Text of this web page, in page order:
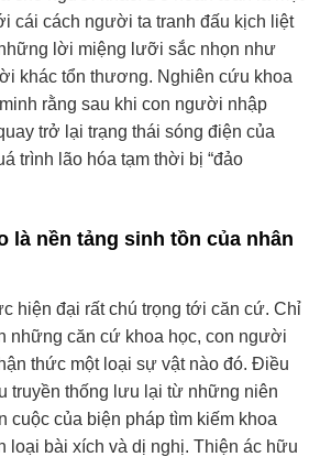
cái cách người ta tranh đấu kịch liệt
lời miệng lưỡi sắc nhọn như
khác tổn thương. Nghiên cứu khoa
rằng sau khi con người nhập
trở lại trạng thái sóng điện của
trình lão hóa tạm thời bị “đảo
là nền tảng sinh tồn của nhân
hiện đại rất chú trọng tới căn cứ. Chỉ
những căn cứ khoa học, con người
thức một loại sự vật nào đó. Điều
truyền thống lưu lại từ những niên
cuộc của biện pháp tìm kiếm khoa
loại bài xích và dị nghị. Thiện ác hữu